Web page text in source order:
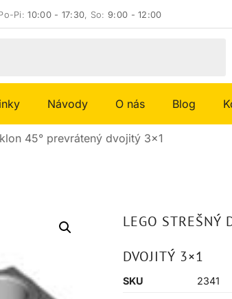
Pi:10:00 - 17:30, So:9:00 - 12:00
Návody O nás Blog
45° prevrátený dvojitý 3×1
LEGO STREŠNÝ
DVOJITÝ 3×1
SKU
2341